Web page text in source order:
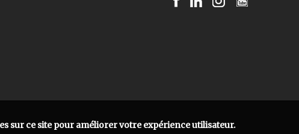
sur ce site pour améliorer votre expérience utilisateur.